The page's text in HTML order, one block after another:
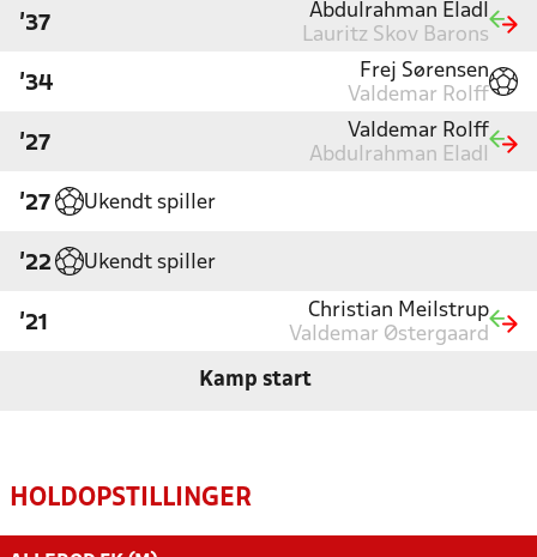
'37
Abdulrahman Eladl
Lauritz Skov Barons
'34
Frej Sørensen
Valdemar Rolff
'27
Valdemar Rolff
Abdulrahman Eladl
'27 Ukendt spiller
'22 Ukendt spiller
'21
Christian Meilstrup
Valdemar Østergaard
Kamp start
HOLDOPSTILLINGER